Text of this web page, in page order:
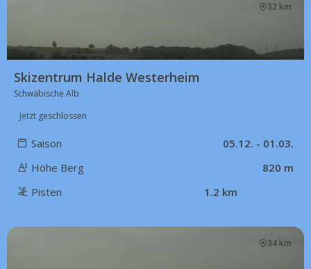
32 km
Skizentrum Halde Westerheim
Schwäbische Alb
Jetzt geschlossen
Saison
05.12. - 01.03.
Höhe Berg
820 m
Pisten
1.2 km
34 km